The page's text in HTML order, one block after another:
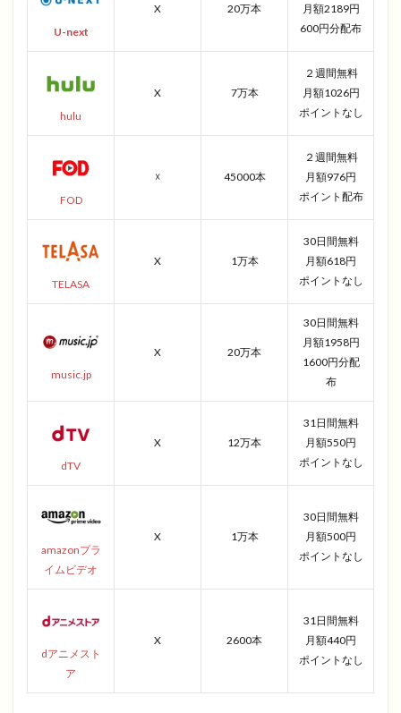
U-next
X 20万本
月額2189円
600円分配布
hulu
X 7万本
２週間無料
月額1026円
ポイントなし
FOD
☓ 45000本
２週間無料
月額976円
ポイント配布
TELASA
X 1万本
30日間無料
月額618円
ポイントなし
music.jp
X 20万本
30日間無料
月額1958円
1600円分配
布
dTV
X 12万本
31日間無料
月額550円
ポイントなし
amazonプラ
イムビデオ
X 1万本
30日間無料
月額500円
ポイントなし
dアニメスト
ア
X 2600本
31日間無料
月額440円
ポイントなし